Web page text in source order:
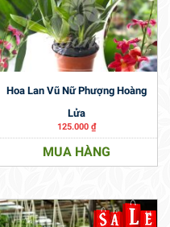
Hoa Lan Vũ Nữ Phượng Hoàng
Lửa
125.000₫
MUA HÀNG